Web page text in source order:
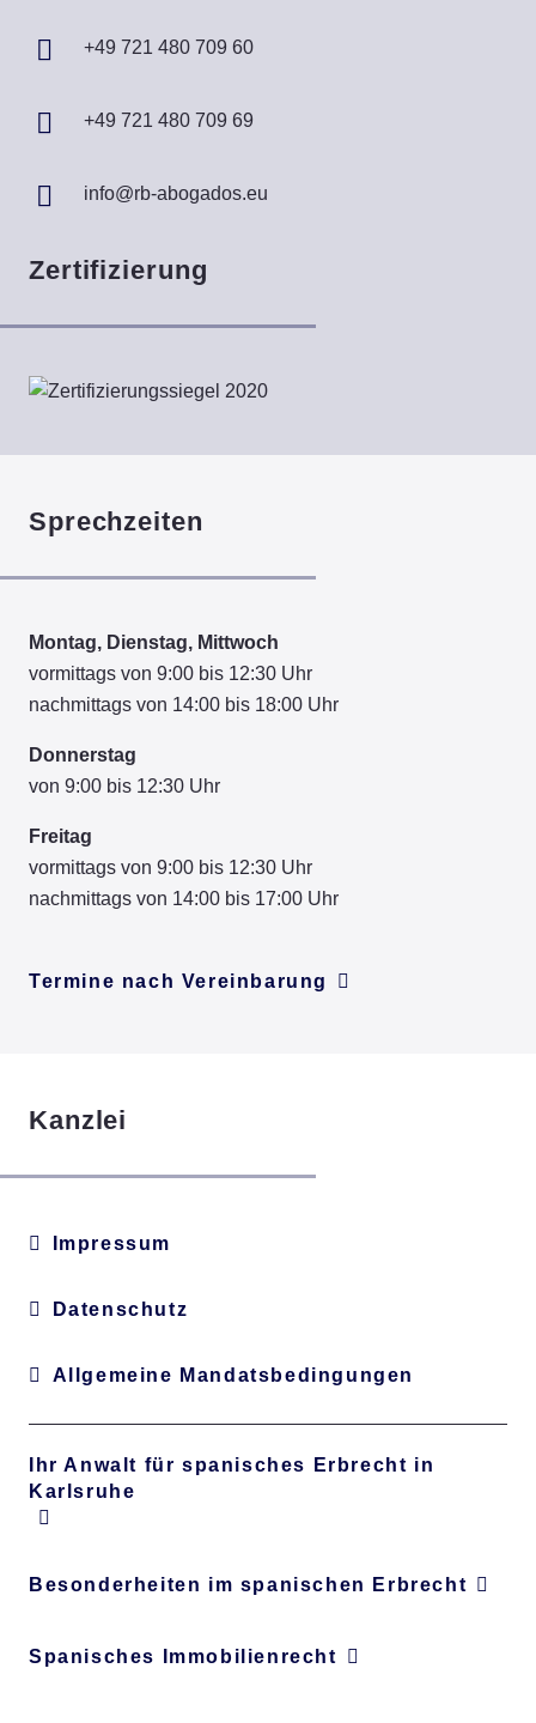
+49 721 480 709 60
+49 721 480 709 69
info@rb-abogados.eu
Zertifizierung
Sprechzeiten
Montag, Dienstag, Mittwoch
vormittags von 9:00 bis 12:30 Uhr
nachmittags von 14:00 bis 18:00 Uhr
Donnerstag
von 9:00 bis 12:30 Uhr
Freitag
vormittags von 9:00 bis 12:30 Uhr
nachmittags von 14:00 bis 17:00 Uhr
Termine nach Vereinbarung
Kanzlei
Impressum
Datenschutz
Allgemeine Mandatsbedingungen
Ihr Anwalt für spanisches Erbrecht in
Karlsruhe
Besonderheiten im spanischen Erbrecht
Spanisches Immobilienrecht